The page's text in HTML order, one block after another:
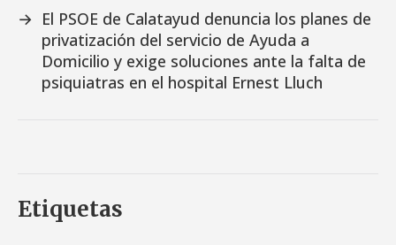
→ El PSOE de Calatayud denuncia los planes de
privatización del servicio de Ayuda a
Domicilio y exige soluciones ante la falta de
psiquiatras en el hospital Ernest Lluch
Etiquetas